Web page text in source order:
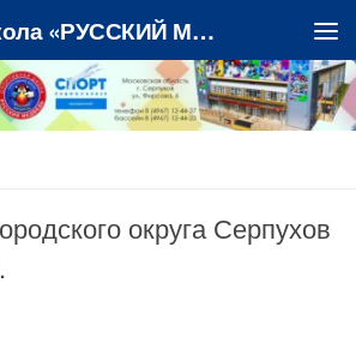
Спортивная школа «РУССКИЙ МЕДВЕДЬ»
округа Серпухов